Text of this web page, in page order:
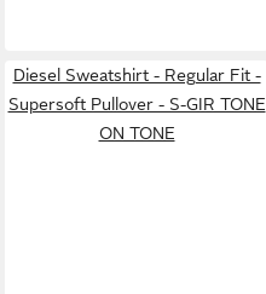
Diesel Sweatshirt - Regular Fit -
Supersoft Pullover - S-GIR TONE
ON TONE